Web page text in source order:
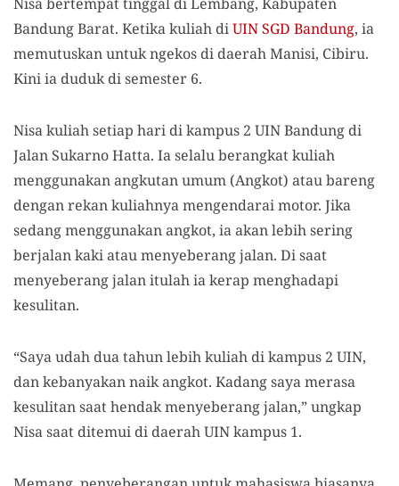
Bandung Barat. Ketika kuliah diUIN SGD Bandung, ia
memutuskan untuk ngekos di daerah Manisi, Cibiru.
Kini ia duduk di semester 6.
Nisa kuliah setiap hari di kampus 2 UIN Bandung di
Jalan Sukarno Hatta. Ia selalu berangkat kuliah
menggunakan angkutan umum (Angkot) atau bareng
dengan rekan kuliahnya mengendarai motor. Jika
sedang menggunakan angkot, ia akan lebih sering
berjalan kaki atau menyeberang jalan. Di saat
menyeberang jalan itulah ia kerap menghadapi
kesulitan.
“Saya udah dua tahun lebih kuliah di kampus 2 UIN,
dan kebanyakan naik angkot. Kadang saya merasa
kesulitan saat hendak menyeberang jalan,” ungkap
Nisa saat ditemui di daerah UIN kampus 1.